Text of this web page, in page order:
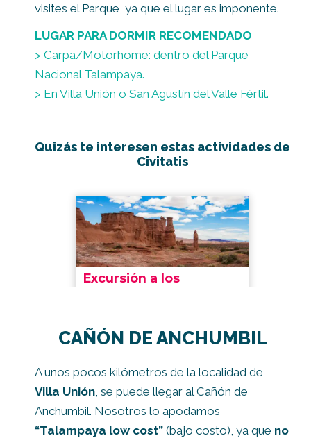
visites el Parque, ya que el lugar es imponente.
LUGAR PARA DORMIR RECOMENDADO
> Carpa/Motorhome: dentro del Parque
Nacional Talampaya.
> En Villa Unión o San Agustín del Valle Fértil.
Quizás te interesen estas actividades de
Civitatis
CAÑÓN DE ANCHUMBIL
A unos pocos kilómetros de la localidad de
Villa Unión , se puede llegar al Cañón de
Anchumbil. Nosotros lo apodamos
“Talampaya low cost” (bajo costo), ya que no